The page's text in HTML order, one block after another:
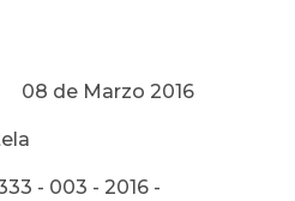
2016
- 003 - 2016 -